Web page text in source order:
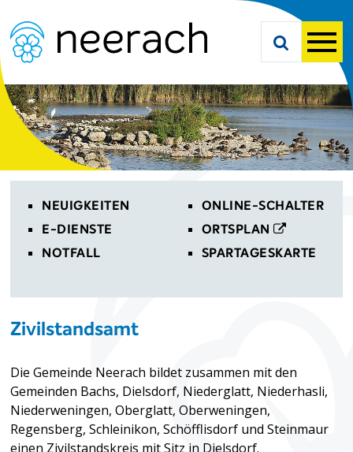
Suche
Toplinks
NEUIGKEITEN
E-DIENSTE
NOTFALL
ONLINE-SCHALTER
ORTSPLAN
SPARTAGESKARTE
Zivilstandsamt
Die Gemeinde Neerach bildet zusammen mit den
Gemeinden Bachs, Dielsdorf, Niederglatt, Niederhasli,
Niederweningen, Oberglatt, Oberweningen,
Regensberg, Schleinikon, Schöfflisdorf und Steinmaur
einen Zivilstandskreis mit Sitz in Dielsdorf.